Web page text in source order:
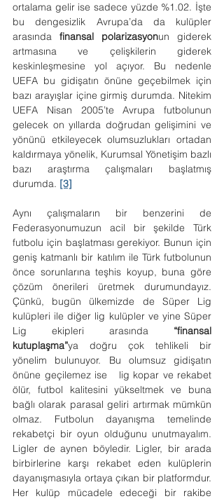
ortalama gelir ise sadece yüzde %1.02. İşte
bu dengesizlik Avrupa’da da kulüpler
arasında finansal polarizasyonun giderek
artmasına ve çelişkilerin giderek
keskinleşmesine yol açıyor. Bu nedenle
UEFA bu gidişatın önüne geçebilmek için
bazı arayışlar içine girmiş durumda. Nitekim
UEFA Nisan 2005’te Avrupa futbolunun
gelecek on yıllarda doğrudan gelişimini ve
yönünü etkileyecek olumsuzlukları ortadan
kaldırmaya yönelik, Kurumsal Yönetişim bazlı
bazı araştırma çalışmaları başlatmış
durumda. [3]
Aynı çalışmaların bir benzerini de
Federasyonumuzun acil bir şekilde Türk
futbolu için başlatması gerekiyor. Bunun için
geniş katmanlı bir katılım ile Türk futbolunun
önce sorunlarına teşhis koyup, buna göre
çözüm önerileri üretmek durumundayız.
Çünkü, bugün ülkemizde de Süper Lig
kulüpleri ile diğer lig kulüpler ve yine Süper
Lig ekipleri arasında “finansal
kutuplaşma”ya doğru çok tehlikeli bir
yönelim bulunuyor. Bu olumsuz gidişatın
önüne geçilemez ise   lig kopar ve rekabet
ölür, futbol kalitesini yükseltmek ve buna
bağlı olarak parasal geliri artırmak mümkün
olmaz. Futbolun dayanışma temelinde
rekabetçi bir oyun olduğunu unutmayalım.
Ligler de aynen böyledir. Ligler, bir arada
birbirlerine karşı rekabet eden kulüplerin
dayanışmasıyla ortaya çıkan bir platformdur.
Her kulüp mücadele edeceği bir rakibe